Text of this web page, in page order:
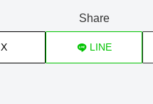
Share
X LINE